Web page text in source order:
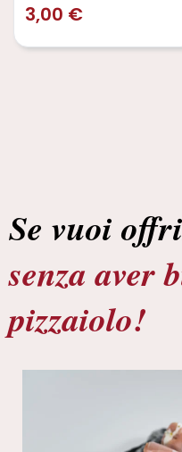
3,00 €
Se vuoi
senza aver
pizzaiolo!